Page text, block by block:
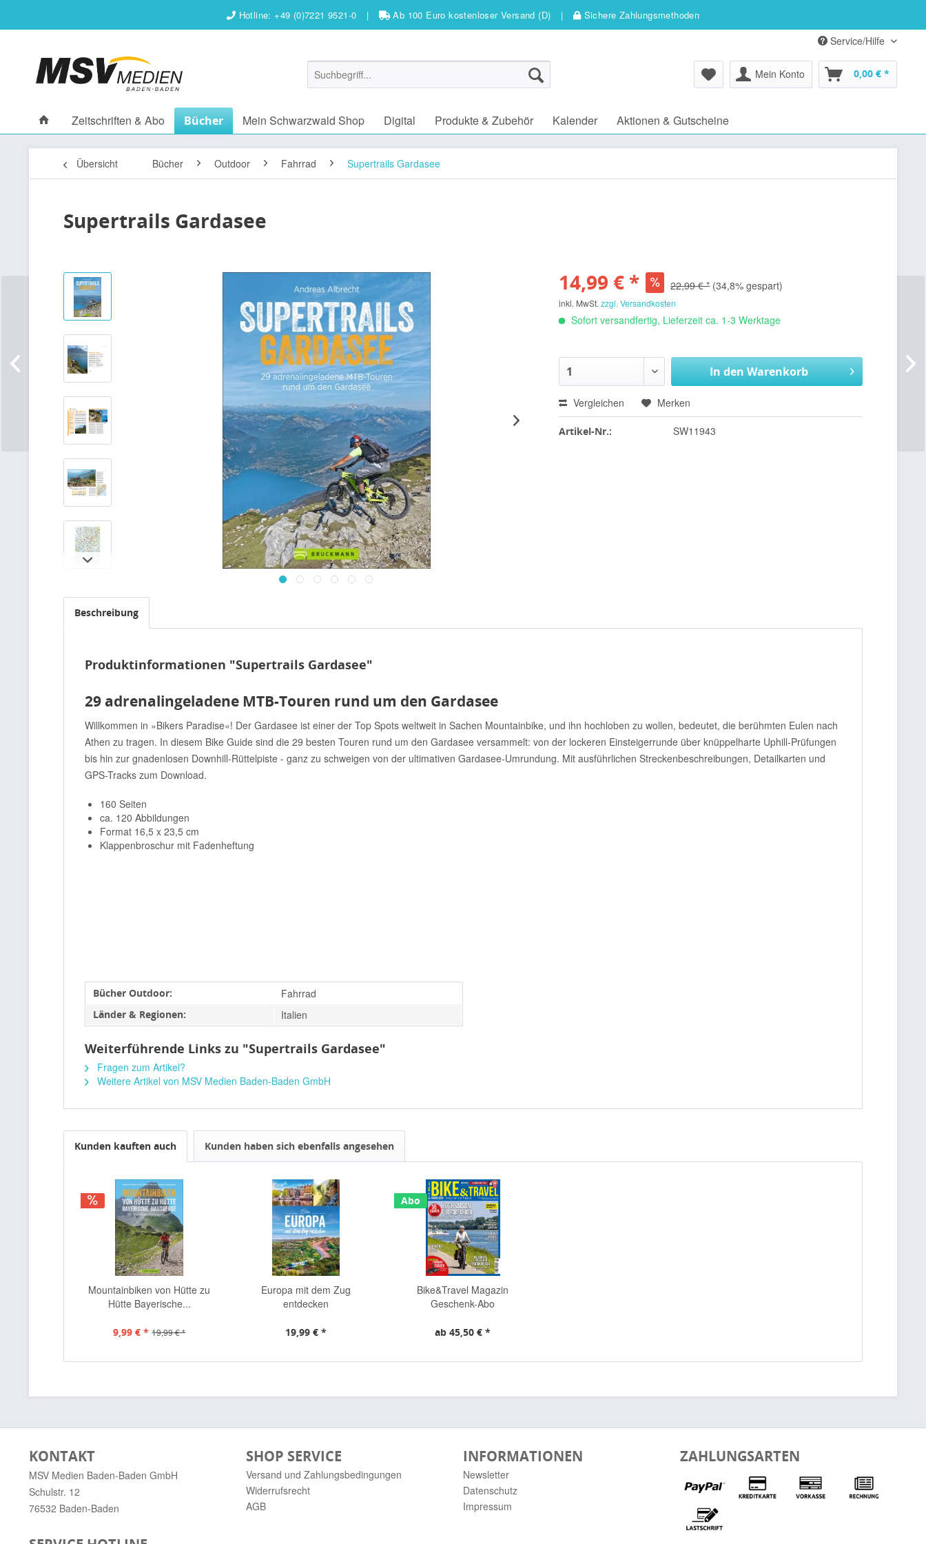
Hotline: +49 (0)7221 9521-0 | Ab 100 Euro kostenloser Versand (D) | Sichere Zahlungsmethoden
Service/Hilfe
Mein Konto 0,00 € *
Zeitschriften & Abo Bücher Mein Schwarzwald Shop Digital Produkte & Zubehör Kalender Aktionen & Gutscheine
Übersicht Bücher Outdoor Fahrrad Supertrails Gardasee
Supertrails Gardasee
14,99 € * 22,99 € * (34,8% gespart)
inkl. MwSt.zzgl. Versandkosten
Sofort versandfertig, Lieferzeit ca. 1-3 Werktage
In denWarenkorb
Vergleichen Merken
Artikel-Nr.: SW11943
Beschreibung
Produktinformationen "Supertrails Gardasee"
29 adrenalingeladene MTB-Touren rund um den Gardasee
Willkommen in »Bikers Paradise«! Der Gardasee ist einer der Top Spots weltweit in Sachen Mountainbike, und ihn hochloben zu wollen, bedeutet, die berühmten Eulen nach
Athen zu tragen. In diesem Bike Guide sind die 29 besten Touren rund um den Gardasee versammelt: von der lockeren Einsteigerrunde über knüppelharte Uphill-Prüfungen
bis hin zur gnadenlosen Downhill-Rüttelpiste - ganz zu schweigen von der ultimativen Gardasee-Umrundung. Mit ausführlichen Streckenbeschreibungen, Detailkarten und
GPS-Tracks zum Download.
160 Seiten
ca. 120 Abbildungen
Format 16,5 x 23,5 cm
Klappenbroschur mit Fadenheftung
Bücher Outdoor: Fahrrad
Länder & Regionen: Italien
Weiterführende Links zu "Supertrails Gardasee"
Fragen zum Artikel?
Weitere Artikel von MSV Medien Baden-Baden GmbH
Kunden kauften auch Kunden haben sich ebenfalls angesehen
Mountainbiken von Hütte zu
Hütte Bayerische...
9,99 € * 19,99 € *
Europa mit dem Zug
entdecken
19,99 € *
Abo
Bike&Travel Magazin
Geschenk-Abo
ab 45,50 € *
KONTAKT
MSV Medien Baden-Baden GmbH
Schulstr. 12
76532 Baden-Baden
SHOP SERVICE
Versand und Zahlungsbedingungen
Widerrufsrecht
AGB
INFORMATIONEN
Newsletter
Datenschutz
Impressum
ZAHLUNGSARTEN